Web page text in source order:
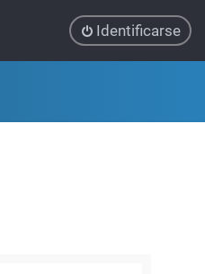
Identificarse